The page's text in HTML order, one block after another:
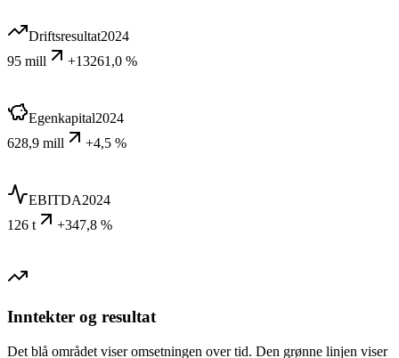
Driftsresultat2024
95 mill
+13261,0 %
Egenkapital2024
628,9 mill
+4,5 %
EBITDA2024
126 t
+347,8 %
Inntekter og resultat
Det blå området viser omsetningen over tid. Den grønne linjen viser